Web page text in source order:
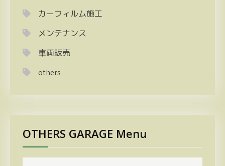
カーフィルム施工
メンテナンス
車両販売
others
OTHERS GARAGE Menu